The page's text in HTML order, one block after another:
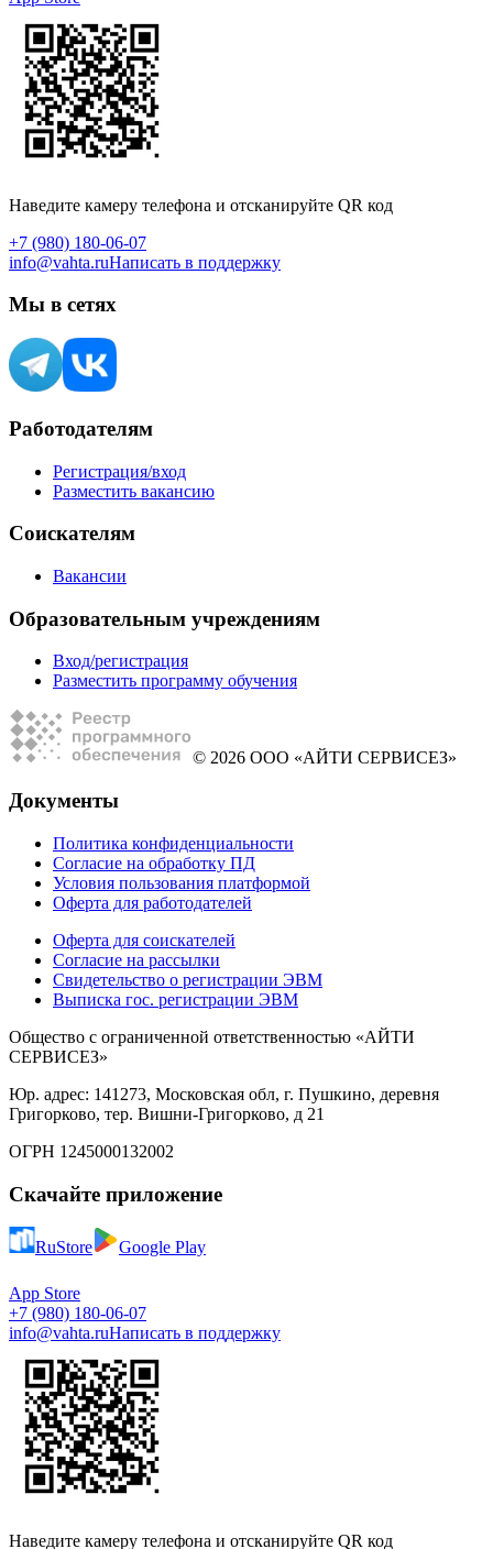
Наведите камеру телефона и отсканируйте QR код
+7 (980) 180-06-07
info@vahta.ruНаписать в поддержку
Мы в сетях
Работодателям
Регистрация/вход
Разместить вакансию
Соискателям
Вакансии
Образовательным учреждениям
Вход/регистрация
Разместить программу обучения
© 2026 ООО «АЙТИ СЕРВИСЕЗ»
Документы
Политика конфиденциальности
Согласие на обработку ПД
Условия пользования платформой
Оферта для работодателей
Оферта для соискателей
Согласие на рассылки
Свидетельство о регистрации ЭВМ
Выписка гос. регистрации ЭВМ
Общество с ограниченной ответственностью «АЙТИ
СЕРВИСЕЗ»
Юр. адрес: 141273, Московская обл, г. Пушкино, деревня
Григорково, тер. Вишни-Григорково, д 21
ОГРН 1245000132002
Скачайте приложение
RuStore Google Play
App Store
+7 (980) 180-06-07
info@vahta.ruНаписать в поддержку
Наведите камеру телефона и отсканируйте QR код